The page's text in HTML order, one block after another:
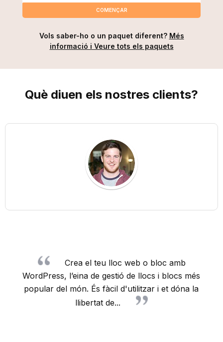
COMENÇAR
Vols saber-ho o un paquet diferent? Més
informació i Veure tots els paquets
Què diuen els nostres clients?
Crea el teu lloc web o bloc amb
WordPress, l’eina de gestió de llocs i blocs més
popular del món. És fàcil d'utilitzar i et dóna la
llibertat de...